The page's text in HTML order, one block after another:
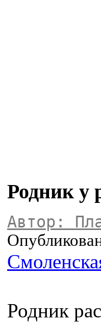
Родник у
Автор:
Родник